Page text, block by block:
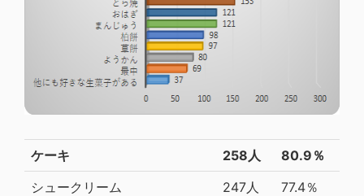
ケーキ 258人
80.9％
シュークリーム
247人
77.4％